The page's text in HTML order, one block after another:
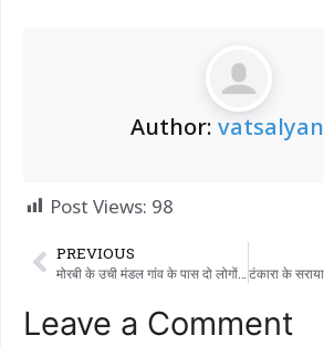
Author:
Post Views: 98
PREVIOUS
Leave a Comment